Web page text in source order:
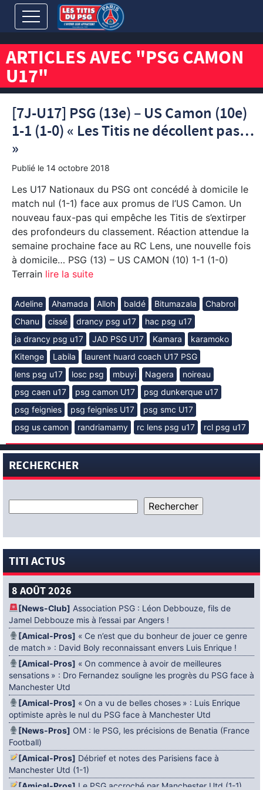
ARTICLES AVEC "PSG CAMON
U17"
[7J-U17] PSG (13e) – US Camon (10e)
1-1 (1-0) « Les Titis ne décollent pas…
»
Publié le 14 octobre 2018
Les U17 Nationaux du PSG ont concédé à domicile le
match nul (1-1) face aux promus de l’US Camon. Un
nouveau faux-pas qui empêche les Titis de s’extirper
des profondeurs du classement. Réaction attendue la
semaine prochaine face au RC Lens, une nouvelle fois
à domicile… PSG (13) – US CAMON (10) 1-1 (1-0)
Terrain lire la suite
Adeline Ahamada Alloh baldé Bitumazala
Chabrol
Chanu
cissé drancy psg u17
hac psg u17
ja drancy psg u17
JAD PSG U17 Kamara
karamoko
Kitenge
Labila
laurent huard coach U17 PSG
lens psg u17
losc psg mbuyi Nagera
noireau
psg caen u17
psg camon U17
psg dunkerque u17
psg feignies
psg feignies U17
psg smc U17
psg us camon
randriamamy rc lens psg u17 rcl psg u17
RECHERCHER
TITI ACTUS
8 AOÛT 2026
[News-Club] Association PSG : Léon Debbouze, fils de
Jamel Debbouze mis à l’essai par Angers !
[Amical-Pros] « Ce n’est que du bonheur de jouer ce genre
de match » : David Boly reconnaissant envers Luis Enrique !
[Amical-Pros] « On commence à avoir de meilleures
sensations » : Dro Fernandez souligne les progrès du PSG face à
Manchester Utd
[Amical-Pros] « On a vu de belles choses » : Luis Enrique
optimiste après le nul du PSG face à Manchester Utd
[News-Pros] OM : le PSG, les précisions de Benatia (France
Football)
[Amical-Pros] Débrief et notes des Parisiens face à
Manchester Utd (1-1)
[Amical-Pros] Le PSG accroché par Manchester Utd (1-1)